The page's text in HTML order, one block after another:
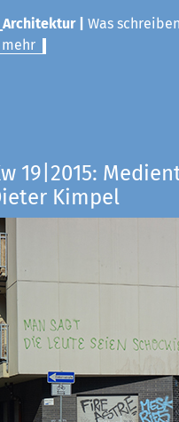
|
Was
mehr
19|2015:
Kimpel